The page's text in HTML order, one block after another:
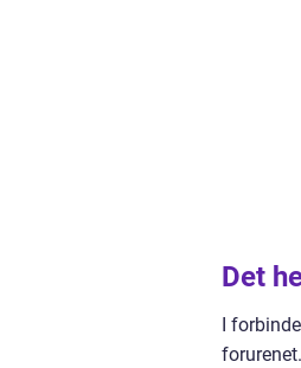
Det
I
forurenet.